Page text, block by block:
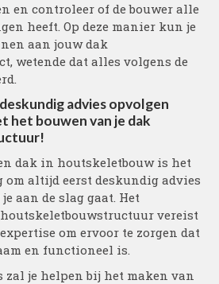
en controleer of de bouwer alle
heeft. Op deze manier kun je
aan jouw dak
wetende dat alles volgens de
advies opvolgen
het bouwen van je dak
dak in houtskeletbouw is het
om altijd eerst deskundig advies
aan de slag gaat. Het
vereist
om ervoor te zorgen dat
en functioneel is.
zal je helpen bij het maken van